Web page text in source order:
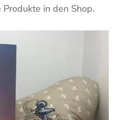
in den Shop.